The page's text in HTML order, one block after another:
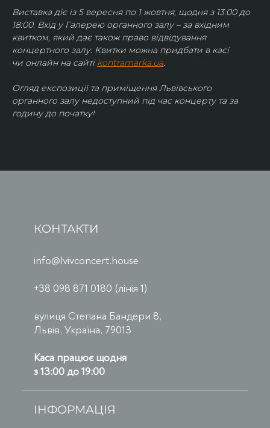
Виставка діє із 5 вересня по 1 жовтня, щодня з 13:00 до
18:00. Вхід у Галерею органного залу – за вхідним
квитком, який дає також право відвідування
концертного залу. Квитки можна придбати в касі
чи онлайн на сайті kontramarka.ua.
Огляд експозиції та приміщення Львівського
органного залу недоступний під час концерту та за
годину до початку!
КОНТАКТИ
info@lvivconcert.house
+38 098 871 0180 (лінія 1)
вулиця Степана Бандери 8,
Львів, Україна, 79013
Каса працює щодня
з 13:00 до 19:00
ІНФОРМАЦІЯ